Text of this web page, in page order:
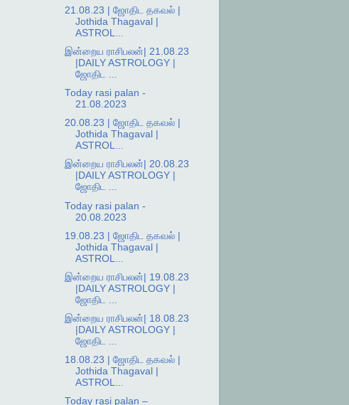
21.08.23 | ஜோதிட தகவல் |
Jothida Thagaval |
ASTROL...
இன்றைய ராசிபலன்| 21.08.23
|DAILY ASTROLOGY |
ஜோதிட ...
Today rasi palan -
21.08.2023
20.08.23 | ஜோதிட தகவல் |
Jothida Thagaval |
ASTROL...
இன்றைய ராசிபலன்| 20.08.23
|DAILY ASTROLOGY |
ஜோதிட ...
Today rasi palan -
20.08.2023
19.08.23 | ஜோதிட தகவல் |
Jothida Thagaval |
ASTROL...
இன்றைய ராசிபலன்| 19.08.23
|DAILY ASTROLOGY |
ஜோதிட ...
இன்றைய ராசிபலன்| 18.08.23
|DAILY ASTROLOGY |
ஜோதிட ...
18.08.23 | ஜோதிட தகவல் |
Jothida Thagaval |
ASTROL...
Today rasi palan –